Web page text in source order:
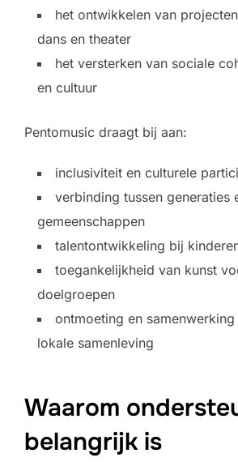
het ontwikkelen van
dans en theater
het versterken van sociale
en cultuur
Pentomusic draagt bij aan:
inclusiviteit en culturele
verbinding tussen generaties
gemeenschappen
talentontwikkeling bij
toegankelijkheid van kunst
doelgroepen
ontmoeting en
lokale samenleving
Waarom
belangrijk is